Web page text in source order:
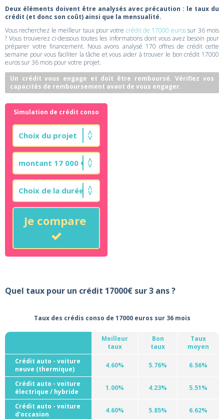
Deux éléments doivent être analysés avec précaution : le taux du
crédit (et donc son coût) ainsi que la mensualité.
Vous recherchez le meilleur taux pour votre crédit de 17000 eurossur 36 mois
? Vous trouverez ci-dessous toutes les informations dont vous avez besoin pour
préparer votre financement. Nous avons analysé 170 offres de crédit cette
semaine pour vous faciliter la tâche et vous aider à trouver le bon crédit 17000
euros sur 36 mois pour votre projet.
Un crédit vous engage et doit être remboursé. Vérifiez vos
capacités de remboursement avant de vous engager.
Simulation de crédit conso
Je compare
Quel taux pour un crédit 17000€ sur 3 ans ?
Taux des crédis conso de 17000 euros sur 36 mois
Meilleur
taux
Bon
taux
Taux
moyen
Crédit auto - voiture
neuve (thermique)
4.60% 5.76% 6.56%
Crédit auto - voiture
électrique / hybride
1.00% 4.23% 5.51%
Crédit auto - voiture
d'occasion
4.60% 5.85% 6.62%